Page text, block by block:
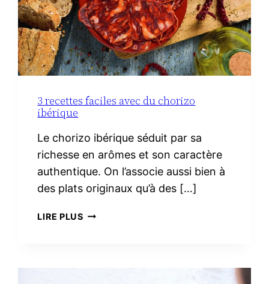
3 recettes faciles avec du chorizo
ibérique
Le chorizo ibérique séduit par sa
richesse en arômes et son caractère
authentique. On l’associe aussi bien à
des plats originaux qu’à des […]
LIRE PLUS3